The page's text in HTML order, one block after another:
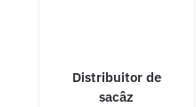
Distribuitor de
sacâz